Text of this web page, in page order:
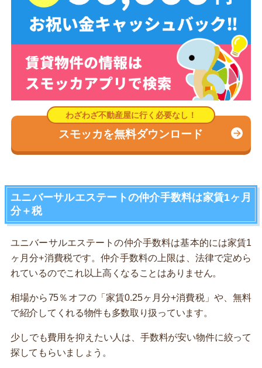
スモッカを無料ダウンロード
ユニバーサルエステートの仲介手数料は家賃1ヶ月
分＋税
ユニバーサルエステートの仲介手数料は基本的には家賃1
ヶ月分+消費税です。仲介手数料の上限は、法律で定めら
れているのでこれ以上高くなることはありません。
相場から75％オフの「家賃0.25ヶ月分+消費税」や、無料
で紹介してくれる物件も多数取り扱っています。
少しでも費用を抑えたい人は、手数料が安い物件に絞って
探してもらいましょう。